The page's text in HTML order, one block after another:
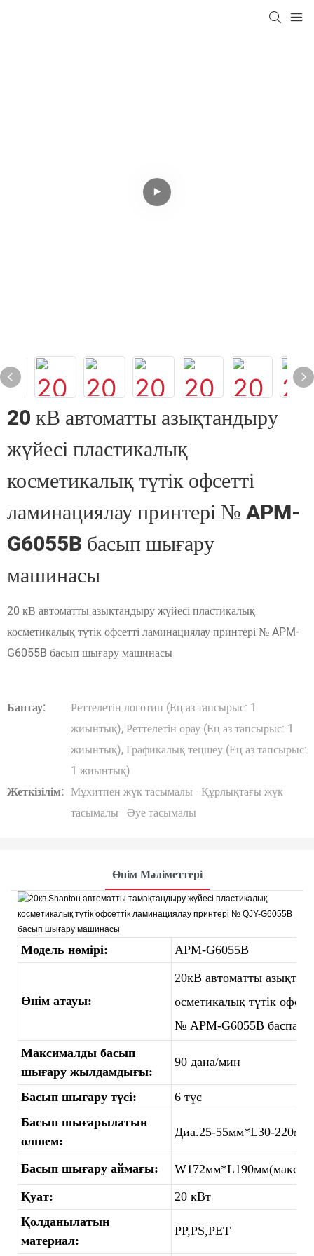
20 кВ автоматты азықтандыру
жүйесі пластикалық
косметикалық түтік офсетті
ламинациялау принтері № APM-
G6055B басып шығару
машинасы
20 кВ автоматты азықтандыру жүйесі пластикалық
косметикалық түтік офсетті ламинациялау принтері № APM-
G6055B басып шығару машинасы
Баптау:
Реттелетін логотип (Ең аз тапсырыс: 1
жиынтық), Реттелетін орау (Ең аз тапсырыс: 1
жиынтық), Графикалық теңшеу (Ең аз тапсырыс:
1 жиынтық)
Жеткізілім: Мұхитпен жүк тасымалы · Құрлықтағы жүк
тасымалы · Әуе тасымалы
Өнім Мәліметтері
Модель нөмірі: APM-G6055B
Өнім атауы:
20кВ автоматты
осметикалық түтік
№ APM-G6055B баспа
Максималды басып
шығару жылдамдығы:
90 дана/мин
Басып шығару түсі:
6 түс
Басып шығарылатын
өлшем:
Диа.25-55мм*L30-220мм
Басып шығару аймағы:
W172мм*L190мм(макс)
Қуат:
20 кВт
Қолданылатын
материал:
PP,PS,PET